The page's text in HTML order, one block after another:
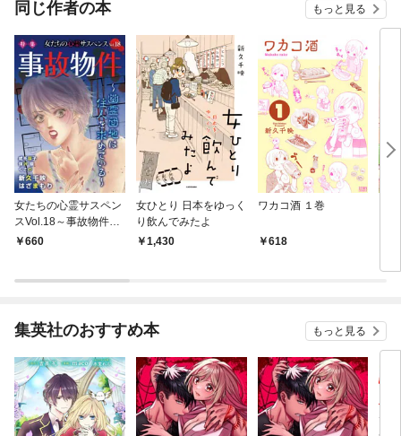
同じ作者の本 もっと見る
女たちの心霊サスペン
スVol.18～事故物件ー
幽霊団地は住人を求め
660
女ひとり 日本をゆっく
り飲んでみたよ
1,430
ワカコ酒 １巻
618
集英社のおすすめ本 もっと見る